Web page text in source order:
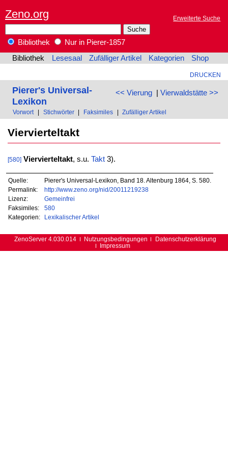
Zeno.org Erweiterte Suche
Bibliothek
Nur in Pierer-1857
Bibliothek
Lesesaal Zufälliger Artikel Kategorien Shop
DRUCKEN
<< Vierung| Vierwaldstätte >>
Pierer's Universal-
Lexikon
Vorwort Stichwörter Faksimiles Zufälliger Artikel
Viervierteltakt
[580] Viervierteltakt, s.u. Takt3).
Quelle:
Pierer's Universal-Lexikon, Band 18. Altenburg 1864, S. 580.
Permalink:
http://www.zeno.org/nid/20011219238
Lizenz:
Gemeinfrei
Faksimiles:
580
Kategorien:
Lexikalischer Artikel
ZenoServer 4.030.014 Nutzungsbedingungen
Datenschutzerklärung
Impressum